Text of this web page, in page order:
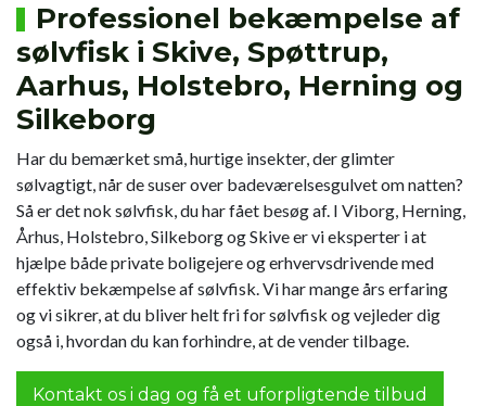
Professionel bekæmpelse af
sølvfisk i Skive, Spøttrup,
Aarhus, Holstebro, Herning og
Silkeborg
Har du bemærket små, hurtige insekter, der glimter
sølvagtigt, når de suser over badeværelsesgulvet om natten?
Så er det nok sølvfisk, du har fået besøg af. I Viborg, Herning,
Århus, Holstebro, Silkeborg og Skive er vi eksperter i at
hjælpe både private boligejere og erhvervsdrivende med
effektiv bekæmpelse af sølvfisk. Vi har mange års erfaring
og vi sikrer, at du bliver helt fri for sølvfisk og vejleder dig
også i, hvordan du kan forhindre, at de vender tilbage.
Kontakt os i dag og få et uforpligtende tilbud